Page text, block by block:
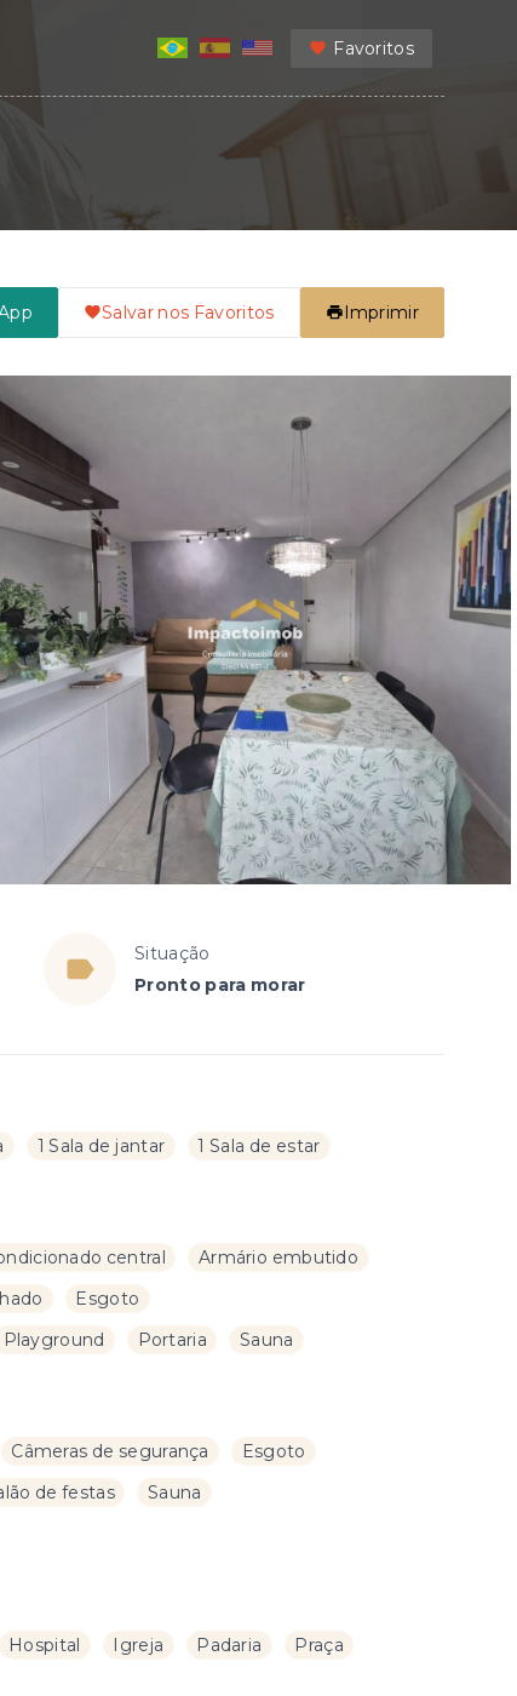
Favoritos
Salvar nos Favoritos Imprimir
Situação
Pronto para morar
1 Sala de jantar 1 Sala de estar
central
Armário embutido
Esgoto
Playground Portaria Sauna
Câmeras de segurança
Esgoto
de festas
Sauna
Hospital Igreja Padaria
Praça